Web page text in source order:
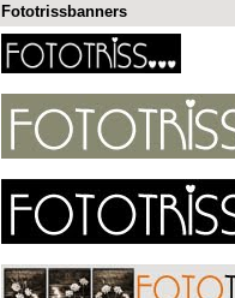
Fototrissbanners